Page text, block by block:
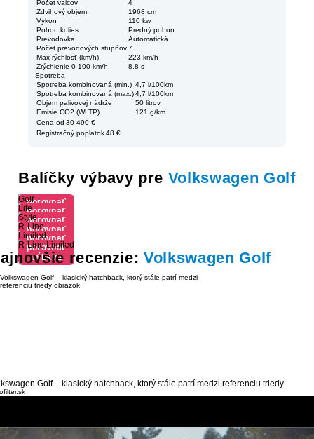
Počet valcov
4
Zdvihový objem
1968 cm
Výkon
110 kw
Pohon kolies
Predný pohon
Prevodovka
Automatická
Počet prevodových stupňov 7
Max rýchlosť (km/h)
223 km/h
Zrýchlenie 0-100 km/h
8.8 s
Spotreba
Spotreba kombinovaná (min.) 4,7 l/100km
Spotreba kombinovaná (max.) 4,7 l/100km
Objem palivovej nádrže
50 litrov
Emisie CO2 (WLTP)
121 g/km
Cena od 30 490 €
Registračný poplatok 48 €
Balíčky výbavy pre Volkswagen Golf
porovnať
výbavu
Golf
porovnať
výbavu
Life
porovnať
výbavu
Style
porovnať
výbavu
R-Line
porovnať
výbavu
Limited
porovnať
výbavu
R-Line Limited
recenzie:Volkswagen Golf
Golf – klasický hatchback, ktorý stále patrí medzi referenciu triedy